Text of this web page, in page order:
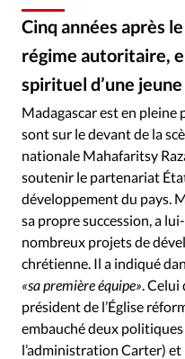
Emploi
Se connecter
Édition: Internationale
Devise:CHF
RUBRIQUES
Tous les articles
Actualité internationale
Dossier
Eglises Foi
Opinions
Société
Tour du
Vécu
Vie Intérieure
Cinq années après
régime autoritaire,
spirituel d’une
Madagascar est en pleine
sont sur le devant de la
nationale Mahafaritsy
soutenir le partenariat
développement du pays.
sa propre succession, a
nombreux projets de
chrétienne. Il a indiqué
«sa première équipe» .
président de l’Église
embauché deux
l’administration Carter)